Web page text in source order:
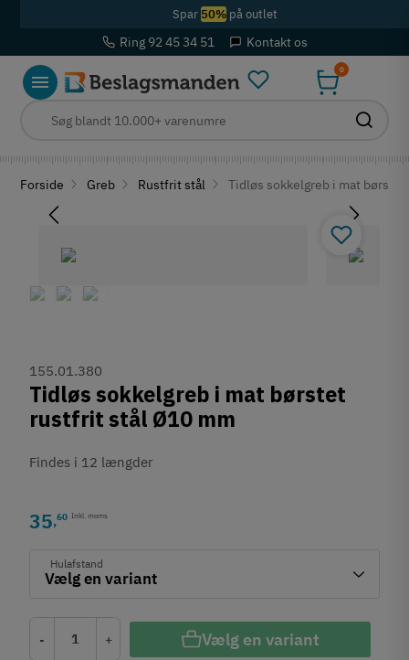
Spar 50%på outlet
Ring 92 45 34 51 Kontakt os
0
Forside Greb Rustfrit stål Tidløs sokkelgreb i mat
155.01.380
Tidløs sokkelgreb i mat børstet
rustfrit stål Ø10 mm
Findes i 12 længder
35,60 Inkl. moms
Hulafstand
- + Vælg en variant